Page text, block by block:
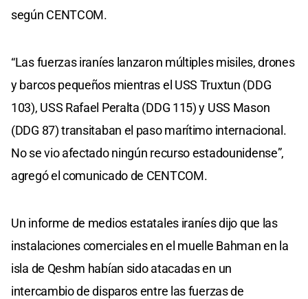
según CENTCOM.
“Las fuerzas iraníes lanzaron múltiples misiles, drones
y barcos pequeños mientras el USS Truxtun (DDG
103), USS Rafael Peralta (DDG 115) y USS Mason
(DDG 87) transitaban el paso marítimo internacional.
No se vio afectado ningún recurso estadounidense”,
agregó el comunicado de CENTCOM.
Un informe de medios estatales iraníes dijo que las
instalaciones comerciales en el muelle Bahman en la
isla de Qeshm habían sido atacadas en un
intercambio de disparos entre las fuerzas de